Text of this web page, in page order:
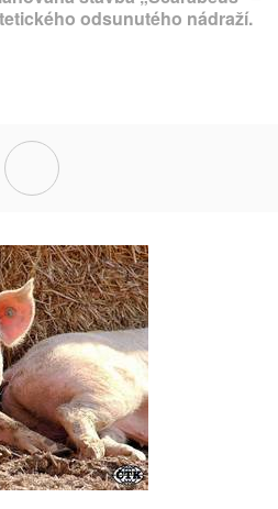
odsunutého nádraží.